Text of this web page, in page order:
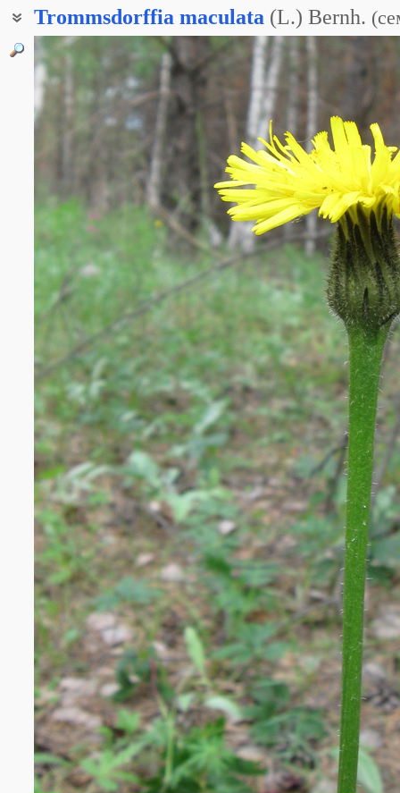
Trommsdorffia maculata (L.) Bernh. (
Прозанник крапчатый
Троммсдорфия пятнистая
Пазник крапчатый